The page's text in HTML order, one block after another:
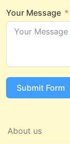
Your Message
Submit Form
About us